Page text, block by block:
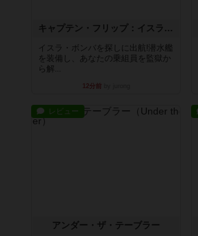
キャプテン・フリップ：イスラ・ボンバ
イスラ・ボンバを探しに出航!潜水艦
を装備し、あなたの乗組員を監獄か
ら解...
12分前
レビュー
アンダー・ザ・テーブラー